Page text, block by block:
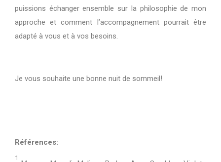
puissions échanger ensemble sur la philosophie de mon
approche et comment l’accompagnement pourrait être
adapté à vous et à vos besoins.
Je vous souhaite une bonne nuit de sommeil!
Références:
1